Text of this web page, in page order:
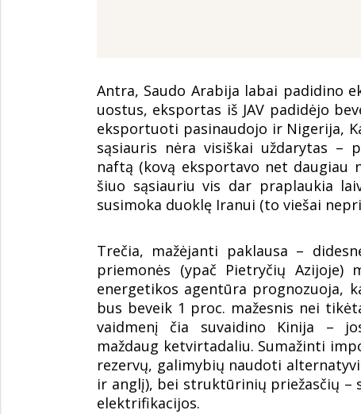
Antra, Saudo Arabija labai padidino
uostus, eksportas iš JAV padidėjo
eksportuoti pasinaudojo ir Nigerija,
sąsiauris nėra visiškai uždarytas –
naftą (kovą eksportavo net daugiau
šiuo sąsiauriu vis dar praplaukia
susimoka duoklę Iranui (to viešai
Trečia, mažėjanti paklausa –
priemonės (ypač Pietryčių Azijoje)
energetikos agentūra prognozuoja,
bus beveik 1 proc. mažesnis nei
vaidmenį čia suvaidino Kinija –
maždaug ketvirtadaliu. Sumažinti
rezervų, galimybių naudoti
ir anglį), bei struktūrinių priežasčių
elektrifikacijos.